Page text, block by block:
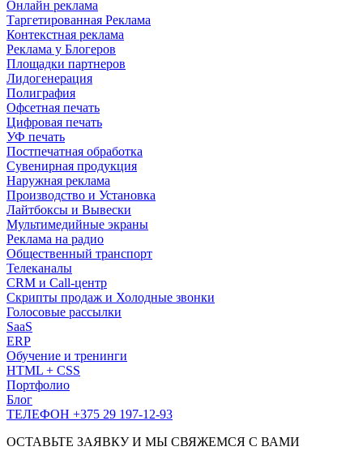
Онлайн реклама
Таргетированная Реклама
Контекстная реклама
Реклама у Блогеров
Площадки партнеров
Лидогенерация
Полиграфия
Офсетная печать
Цифровая печать
УФ печать
Постпечатная обработка
Сувенирная продукция
Наружная реклама
Производство и Установка
Лайтбоксы и Вывески
Мультимедийные экраны
Реклама на радио
Общественный транспорт
Телеканалы
CRM и Call-центр
Скрипты продаж и Холодные звонки
Голосовые рассылки
SaaS
ERP
Обучение и тренинги
HTML + CSS
Портфолио
Блог
ТЕЛЕФОН +375 29 197-12-93
ОСТАВЬТЕ ЗАЯВКУ И МЫ СВЯЖЕМСЯ С ВАМИ